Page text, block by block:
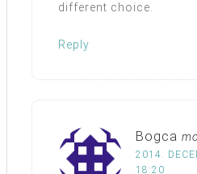
different choice.
Reply
Bogca
2014.
18:20